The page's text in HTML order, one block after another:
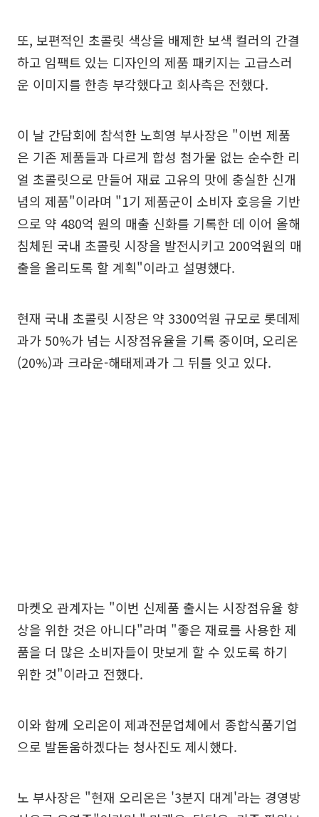
또, 보편적인 초콜릿 색상을 배제한 보색 컬러의 간결
하고 임팩트 있는 디자인의 제품 패키지는 고급스러
운 이미지를 한층 부각했다고 회사측은 전했다.
이 날 간담회에 참석한 노희영 부사장은 "이번 제품
은 기존 제품들과 다르게 합성 첨가물 없는 순수한 리
얼 초콜릿으로 만들어 재료 고유의 맛에 충실한 신개
념의 제품"이라며 "1기 제품군이 소비자 호응을 기반
으로 약 480억 원의 매출 신화를 기록한 데 이어 올해
침체된 국내 초콜릿 시장을 발전시키고 200억원의 매
출을 올리도록 할 계획"이라고 설명했다.
현재 국내 초콜릿 시장은 약 3300억원 규모로 롯데제
과가 50%가 넘는 시장점유율을 기록 중이며, 오리온
(20%)과 크라운-해태제과가 그 뒤를 잇고 있다.
마켓오 관계자는 "이번 신제품 출시는 시장점유율 향
상을 위한 것은 아니다"라며 "좋은 재료를 사용한 제
품을 더 많은 소비자들이 맛보게 할 수 있도록 하기
위한 것"이라고 전했다.
이와 함께 오리온이 제과전문업체에서 종합식품기업
으로 발돋움하겠다는 청사진도 제시했다.
노 부사장은 "현재 오리온은 '3분지 대계'라는 경영방